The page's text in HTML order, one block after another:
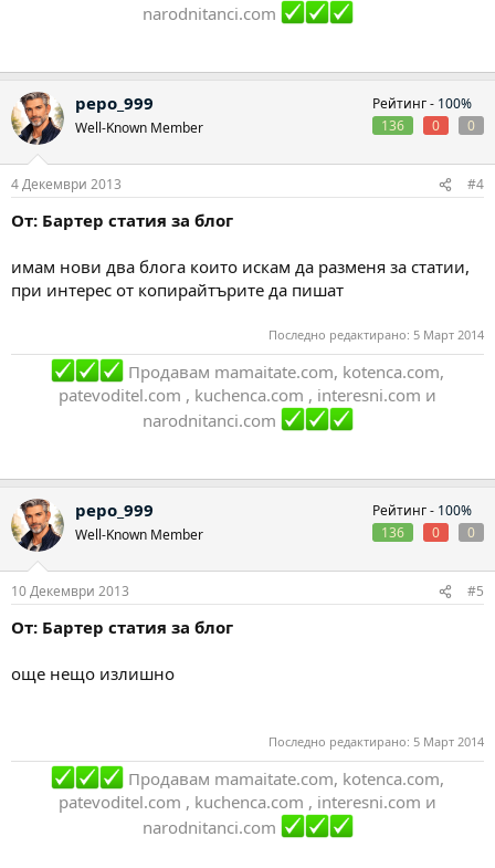
narodnitanci.com
pepo_999
Well-Known Member
Рейтинг - 100%
136
0 0
4 Декември 2013 #4
От: Бартер статия за блог
имам нови два блога които искам да разменя за статии,
при интерес от копирайтърите да пишат
Последно редактирано: 5 Март 2014
Продавам mamaitate.com, kotenca.com,
patevoditel.com , kuchenca.com , interesni.com и
narodnitanci.com
pepo_999
Well-Known Member
Рейтинг - 100%
136
0 0
10 Декември 2013 #5
От: Бартер статия за блог
още нещо излишно
Последно редактирано: 5 Март 2014
Продавам mamaitate.com, kotenca.com,
patevoditel.com , kuchenca.com , interesni.com и
narodnitanci.com